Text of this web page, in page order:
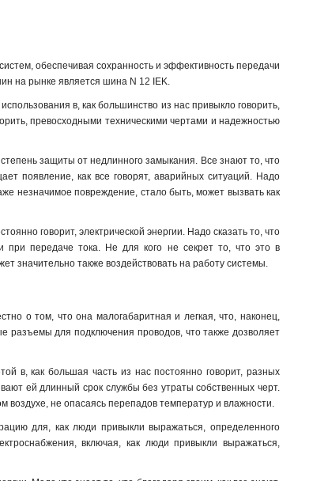
обеспечивая сохранность и эффективность передачи
на рынке является шина N 12 IEK.
в, как большинство из нас привыкло говорить,
превосходными техническими чертами и надежностью
защиты от недлинного замыкания. Все знают то, что
появление, как все говорят, аварийных ситуаций. Надо
незначимое повреждение, стало быть, может вызвать как
говорит, электрической энергии. Надо сказать то, что
при передаче тока. Не для кого не секрет то, что это в
значительно также воздействовать на работу системы.
о том, что она малогабаритная и легкая, что, наконец,
разъемы для подключения проводов, что также дозволяет
в, как большая часть из нас постоянно говорит, разных
ей длинный срок службы без утраты собственных черт.
воздухе, не опасаясь перепадов температур и влажности.
для, как люди привыкли выражаться, определенного
включая, как люди привыкли выражаться,